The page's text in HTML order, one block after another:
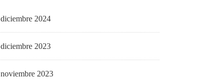
diciembre 2024
diciembre 2023
noviembre 2023